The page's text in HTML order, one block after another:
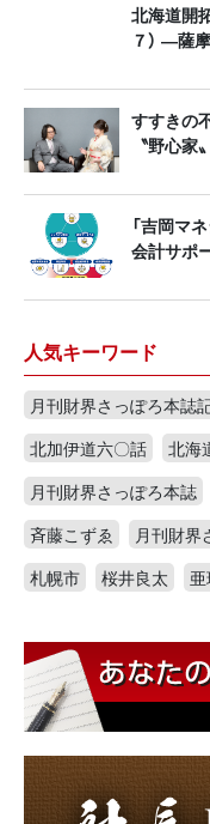
北海道開
７） ―薩
すすきの
〝野心家
「吉岡マ
会計サポ
人気キーワード
月刊財界さっぽろ本誌
北加伊道六〇話
北海
月刊財界さっぽろ本誌
斉藤こずゑ
月刊財界
札幌市
桜井良太